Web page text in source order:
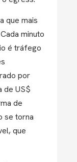
que mais
minuto
é tráfego
por
de US$
de
se torna
que